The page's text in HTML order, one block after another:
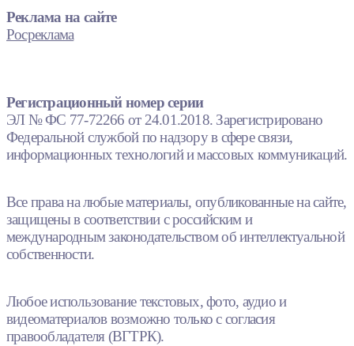
Реклама на сайте
Росреклама
Регистрационный номер серии
ЭЛ № ФС 77-72266 от 24.01.2018. Зарегистрировано
Федеральной службой по надзору в сфере связи,
информационных технологий и массовых коммуникаций.
Все права на любые материалы, опубликованные на сайте,
защищены в соответствии с российским и
международным законодательством об интеллектуальной
собственности.
Любое использование текстовых, фото, аудио и
видеоматериалов возможно только с согласия
правообладателя (ВГТРК).